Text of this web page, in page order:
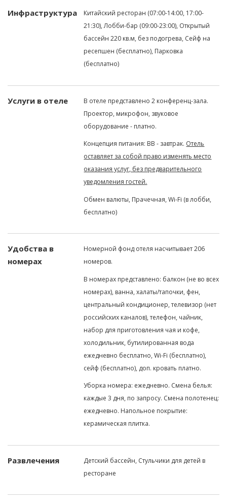
Инфраструктура
Китайский ресторан (07:00-14:00, 17:00-
21:30), Лобби-бар (09:00-23:00), Открытый
бассейн 220 кв.м, без подогрева, Сейф на
ресепшен (бесплатно), Парковка
(бесплатно)
Услуги в отеле
В отеле представлено 2 конференц-зала.
Проектор, микрофон, звуковое
оборудование - платно.
Концепция питания: BB - завтрак. Отель
оставляет за собой право изменять место
оказания услуг, без предварительного
уведомления гостей.
Обмен валюты, Прачечная, Wi-Fi (в лобби,
бесплатно)
Удобства в
номерах
Номерной фонд отеля насчитывает 206
номеров.
В номерах представлено: балкон (не во всех
номерах), ванна, халаты/тапочки, фен,
центральный кондиционер, телевизор (нет
российских каналов), телефон, чайник,
набор для приготовления чая и кофе,
холодильник, бутилированная вода
ежедневно бесплатно, Wi-Fi (бесплатно),
сейф (бесплатно), доп. кровать платно.
Уборка номера: ежедневно. Смена белья:
каждые 3 дня, по запросу. Смена полотенец:
ежедневно. Напольное покрытие:
керамическая плитка.
Развлечения
Детский бассейн, Стульчики для детей в
ресторане